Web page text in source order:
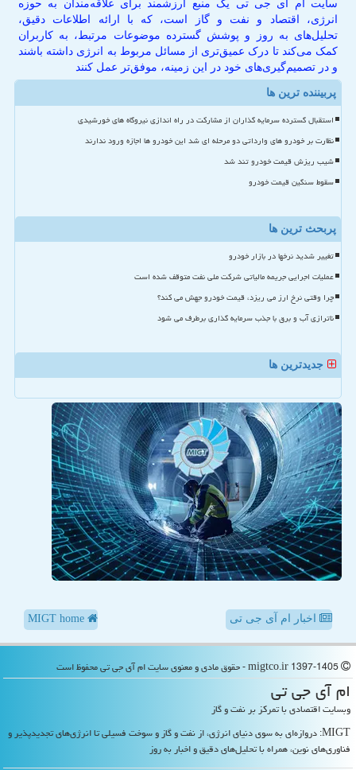
سایت ام آی جی تی یک منبع ارزشمند برای علاقه‌مندان به حوزه
انرژی، اقتصاد و نفت و گاز است، که با ارائه اطلاعات دقیق،
تحلیل‌های به روز و پوشش گسترده موضوعات مرتبط، به کاربران
کمک می‌کند تا درک عمیق‌تری از مسائل مربوط به انرژی داشته باشند
و در تصمیم‌گیری‌های خود در این زمینه، موفق‌تر عمل کنند
پربیننده ترین ها
استقبال گسترده سرمایه گذاران از مشارکت در راه اندازی نیروگاه های خورشیدی
نظارت بر خودرو های وارداتی دو مرحله ای شد این خودرو ها اجازه ورود ندارند
شیب ریزش قیمت خودرو تند شد
سقوط سنگین قیمت خودرو
پربحث ترین ها
تغییر شدید نرخها در بازار خودرو
عملیات اجرایی جریمه مالیاتی شرکت ملی نفت متوقف شده است
چرا وقتی نرخ ارز می ریزد، قیمت خودرو جهش می کند؟
ناترازی آب و برق با جذب سرمایه گذاری برطرف می شود
جدیدترین ها
اخبار ام آی جی تی
ام آی جی تی
وبسایت اقتصادی با تمرکز بر نفت و گاز
MIGT: دروازه‌ای به سوی دنیای انرژی، از نفت و گاز و سوخت فسیلی تا انرژی‌های تجدیدپذیر و
فناوری‌های نوین، همراه با تحلیل‌های دقیق و اخبار به روز